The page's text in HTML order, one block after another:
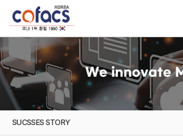
We innovate
SUCSSES STORY